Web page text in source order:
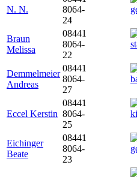
N. N.
8064-
24
Braun
Melissa
08441
8064-
22
Demmelmeier
Andreas
08441
8064-
27
Eccel Kerstin
08441
8064-
25
Eichinger
Beate
08441
8064-
23